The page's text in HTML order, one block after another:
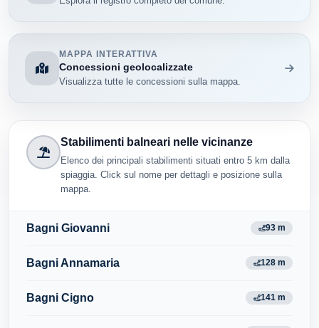
MAPPA INTERATTIVA
Concessioni geolocalizzate
Visualizza tutte le concessioni sulla mappa.
Stabilimenti balneari nelle vicinanze
Elenco dei principali stabilimenti situati entro 5 km dalla
spiaggia. Click sul nome per dettagli e posizione sulla
mappa.
Bagni Giovanni 93 m
Bagni Annamaria 128 m
Bagni Cigno 141 m